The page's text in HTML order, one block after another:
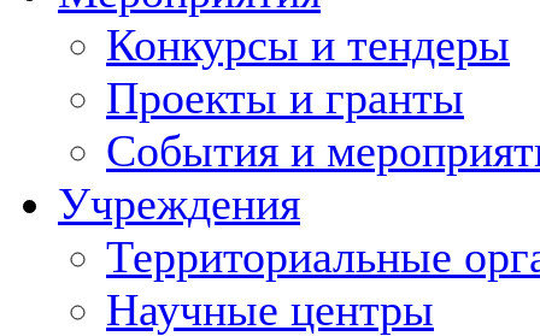
Конкурсы и тендеры
Проекты и гранты
События и
Учреждения
Территориальные
Научные центры